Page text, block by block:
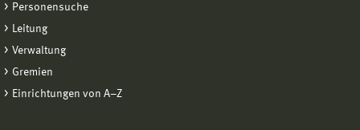
Personensuche
Leitung
Verwaltung
Gremien
Einrichtungen von A−Z